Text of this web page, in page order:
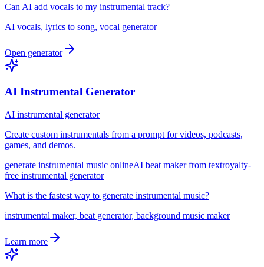
Can AI add vocals to my instrumental track?
AI vocals, lyrics to song, vocal generator
Open generator
AI Instrumental Generator
AI instrumental generator
Create custom instrumentals from a prompt for videos, podcasts,
games, and demos.
generate instrumental music onlineAI beat maker from textroyalty-
free instrumental generator
What is the fastest way to generate instrumental music?
instrumental maker, beat generator, background music maker
Learn more